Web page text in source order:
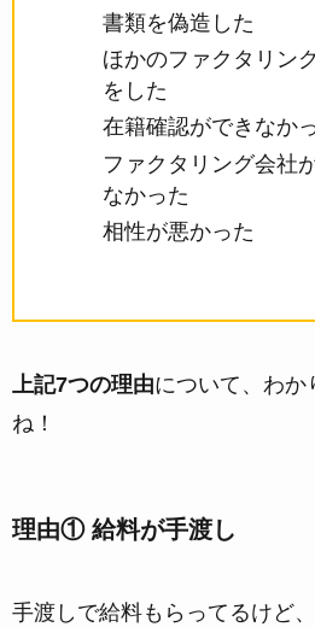
書類を偽造した
ほかのファクタリン
をした
在籍確認ができなか
ファクタリング会社
なかった
相性が悪かった
上記7つの理由について、わか
ね！
理由① 給料が手渡し
手渡しで給料もらってるけど